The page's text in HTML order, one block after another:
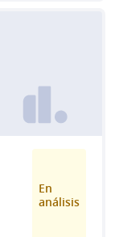
En
análisis